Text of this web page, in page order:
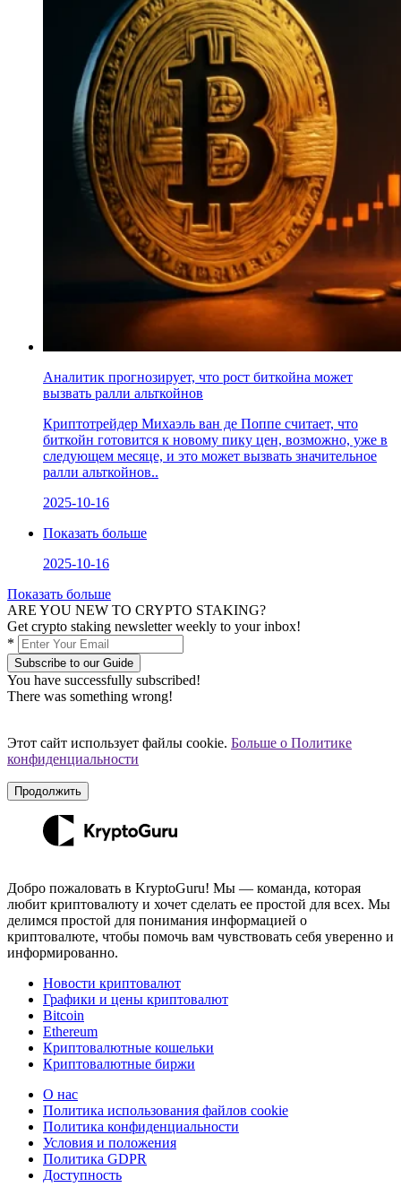
Аналитик прогнозирует, что рост биткойна может
вызвать ралли альткойнов
Криптотрейдер Михаэль ван де Поппе считает, что
биткойн готовится к новому пику цен, возможно, уже в
следующем месяце, и это может вызвать значительное
ралли альткойнов..
2025-10-16
Показать больше
2025-10-16
Показать больше
ARE YOU NEW TO CRYPTO STAKING?
Get crypto staking newsletter weekly to your inbox!
*
Subscribe to our Guide
You have successfully subscribed!
There was something wrong!
Этот сайт использует файлы cookie. Больше о Политике
конфиденциальности
Продолжить
Добро пожаловать в KryptoGuru! Мы — команда, которая
любит криптовалюту и хочет сделать ее простой для всех. Мы
делимся простой для понимания информацией о
криптовалюте, чтобы помочь вам чувствовать себя уверенно и
информированно.
Новости криптовалют
Графики и цены криптовалют
Bitcoin
Ethereum
Криптовалютные кошельки
Криптовалютные биржи
О нас
Политика использования файлов cookie
Политика конфиденциальности
Условия и положения
Политика GDPR
Доступность